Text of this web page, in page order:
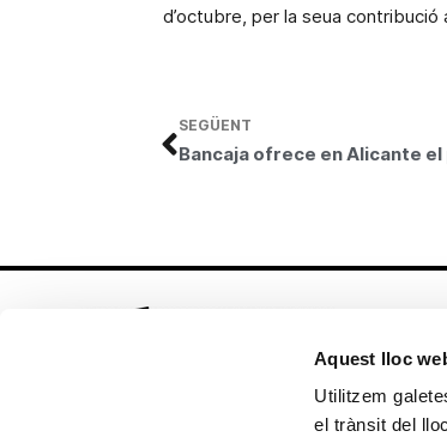
Aquest lloc
Utilitzem
el trànsit del
d’octubre, per la seua contribució
SEGÜENT